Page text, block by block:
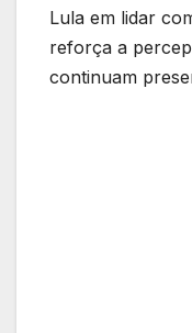
Lula em lidar
reforça a
continuam